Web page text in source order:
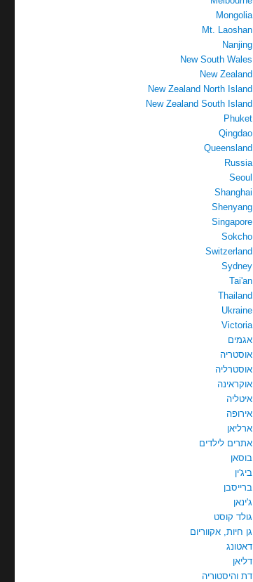
Mongolia
Mt. Laoshan
Nanjing
New South Wales
New Zealand
New Zealand North Island
New Zealand South Island
Phuket
Qingdao
Queensland
Russia
Seoul
Shanghai
Shenyang
Singapore
Sokcho
Switzerland
Sydney
Tai'an
Thailand
Ukraine
Victoria
אגמים
אוסטריה
אוסטרליה
אוקראינה
איטליה
אירופה
ארליאן
אתרים לילדים
בוסאן
ביג'ין
ברייסבן
ג'ינאן
גולד קוסט
גן חיות, אקווריום
דאטונג
דליאן
דת והיסטוריה